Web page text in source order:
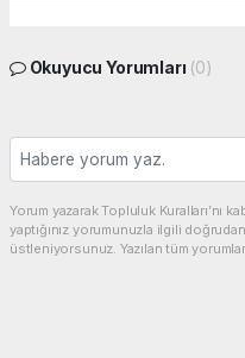
Okuyucu Yorumları (0)
Yorum yazarak Topluluk
yaptığınız yorumunuzla ilgili
üstleniyorsunuz. Yazılan tüm